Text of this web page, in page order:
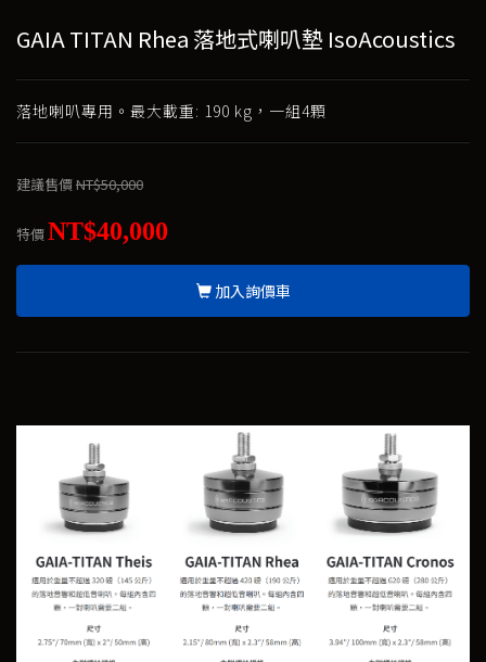
GAIA TITAN Rhea 落地式喇叭墊 IsoAcoustics
落地喇叭專用。最大載重: 190 kg，一組4顆
建議售價NT$50,000
特價NT$40,000
加入詢價車